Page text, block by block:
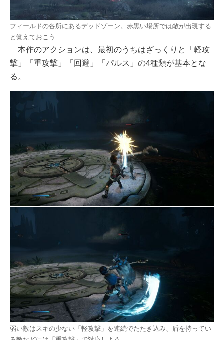
フィールドの各所にあるデッドゾーン。赤黒い場所では敵が出現する
と覚えておこう
本作のアクションは、最初のうちはざっくりと「軽攻
撃」「重攻撃」「回避」「パルス」の4種類が基本とな
る。
弱い敵はスキの少ない「軽攻撃」を連続でたたき込み、盾を持ってい